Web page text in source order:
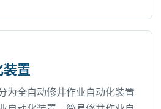
置
为全自动修井作业自动化装置